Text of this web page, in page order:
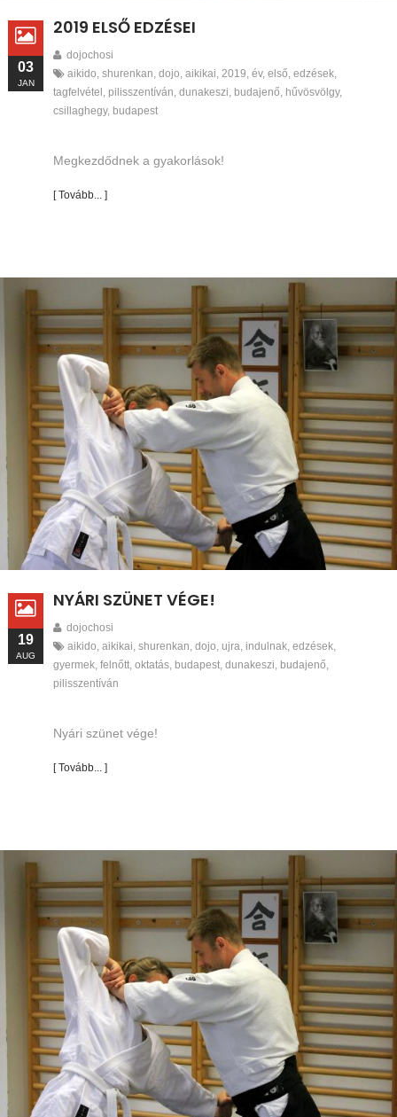
2019 ELSŐ EDZÉSEI
dojochosi
aikido shurenkan dojo aikikai 2019 év, első edzések
tagfelvétel pilisszentíván dunakeszi budajenő hűvösvölgy,
csillaghegy, budapest
Megkezdődnek a gyakorlások!
[ Tovább... ]
03
JAN
NYÁRI SZÜNET VÉGE!
dojochosi
aikido aikikai shurenkan dojo ujra indulnak edzések
gyermek felnőtt oktatás budapest dunakeszi budajenő
pilisszentíván
Nyári szünet vége!
[ Tovább... ]
19
AUG